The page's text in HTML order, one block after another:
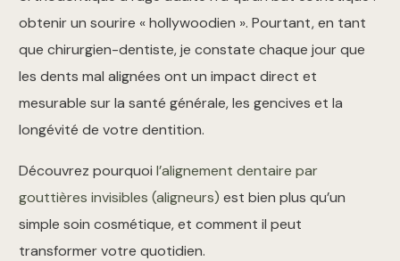
obtenir un sourire « hollywoodien ». Pourtant, en tant
que chirurgien-dentiste, je constate chaque jour que
les dents mal alignées ont un impact direct et
mesurable sur la santé générale, les gencives et la
longévité de votre dentition.
Découvrez pourquoil’alignement dentaire par
gouttières invisibles (aligneurs) est bien plus qu’un
simple soin cosmétique, et comment il peut
transformer votre quotidien.